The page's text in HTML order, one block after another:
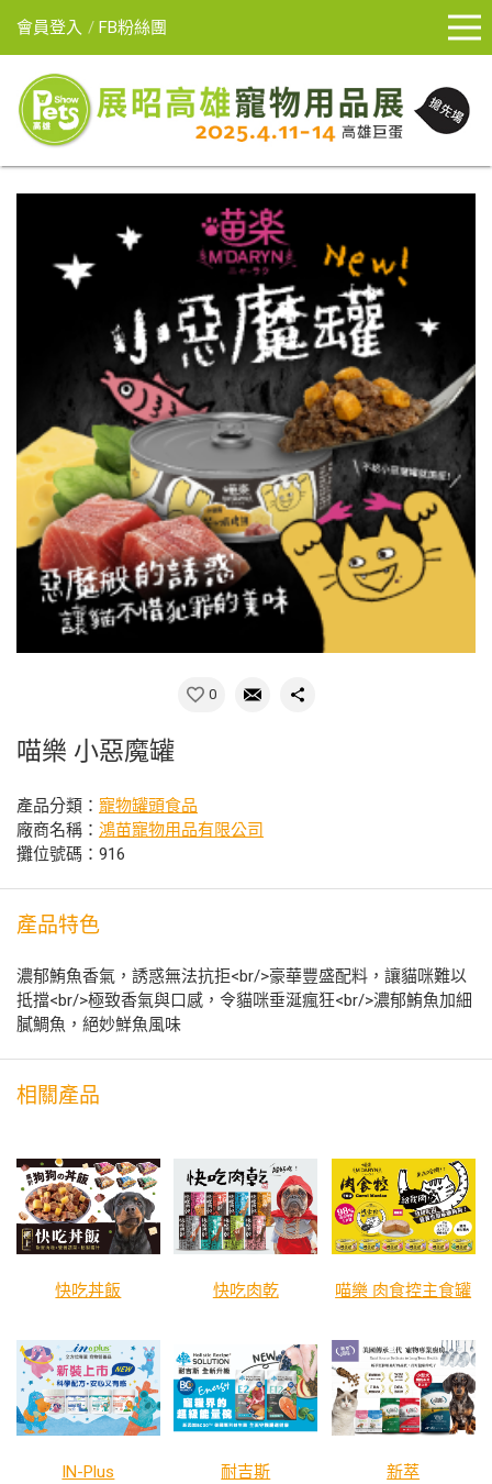
會員登入 FB粉絲團
0
喵樂 小惡魔罐
產品分類： 寵物罐頭食品
廠商名稱： 鴻苗寵物用品有限公司
攤位號碼：916
產品特色
濃郁鮪魚香氣，誘惑無法抗拒<br/>豪華豐盛配料，讓貓咪難以
抵擋<br/>極致香氣與口感，令貓咪垂涎瘋狂<br/>濃郁鮪魚加細
膩鯛魚，絕妙鮮魚風味
相關產品
快吃丼飯 快吃肉乾 喵樂 肉食控主食罐
IN-Plus 耐吉斯 新萃